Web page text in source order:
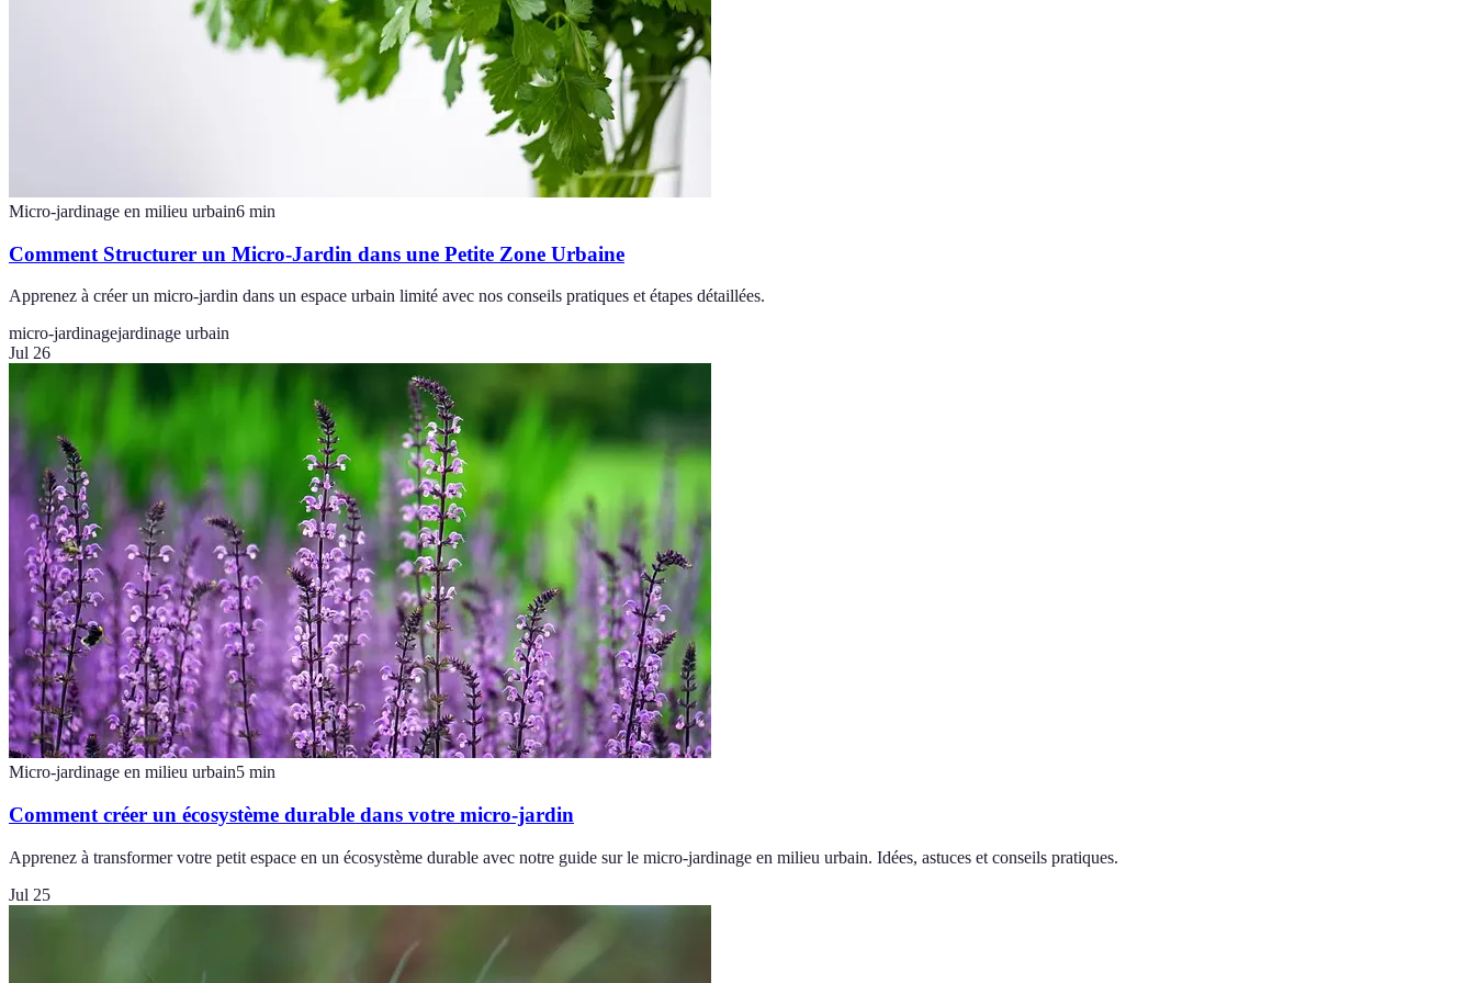
Micro-jardinage en milieu urbain6 min
Comment Structurer un Micro-Jardin dans une Petite Zone Urbaine
Apprenez à créer un micro-jardin dans un espace urbain limité avec nos conseils pratiques et étapes détaillées.
micro-jardinagejardinage urbain
Jul 26
Micro-jardinage en milieu urbain5 min
Comment créer un écosystème durable dans votre micro-jardin
Apprenez à transformer votre petit espace en un écosystème durable avec notre guide sur le micro-jardinage en milieu urbain. Idées, astuces et conseils pratiques.
Jul 25